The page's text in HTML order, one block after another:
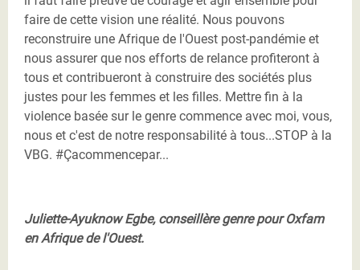
faire de cette vision une réalité. Nous pouvons
reconstruire une Afrique de l'Ouest post-pandémie et
nous assurer que nos efforts de relance profiteront à
tous et contribueront à construire des sociétés plus
justes pour les femmes et les filles. Mettre fin à la
violence basée sur le genre commence avec moi, vous,
nous et c'est de notre responsabilité à tous...STOP à la
VBG. #Çacommencepar...
Juliette-Ayuknow Egbe, conseillère genre pour Oxfam
en Afrique de l'Ouest.